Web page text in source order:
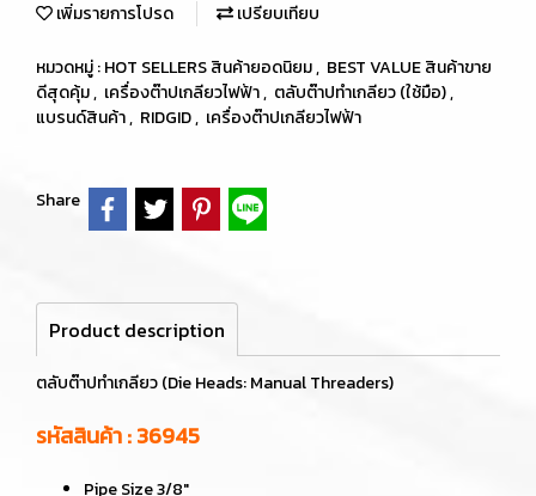
เพิ่มรายการโปรด เปรียบเทียบ
หมวดหมู่ :HOT SELLERS สินค้ายอดนิยม, BEST VALUE สินค้าขาย
ดีสุดคุ้ม, เครื่องต๊าปเกลียวไฟฟ้า, ตลับต๊าปทำเกลียว (ใช้มือ),
แบรนด์สินค้า, RIDGID, เครื่องต๊าปเกลียวไฟฟ้า
Share
Product description
ตลับต๊าปทำเกลียว (Die Heads: Manual Threaders)
รหัสสินค้า : 36945
Pipe Size 3/8"